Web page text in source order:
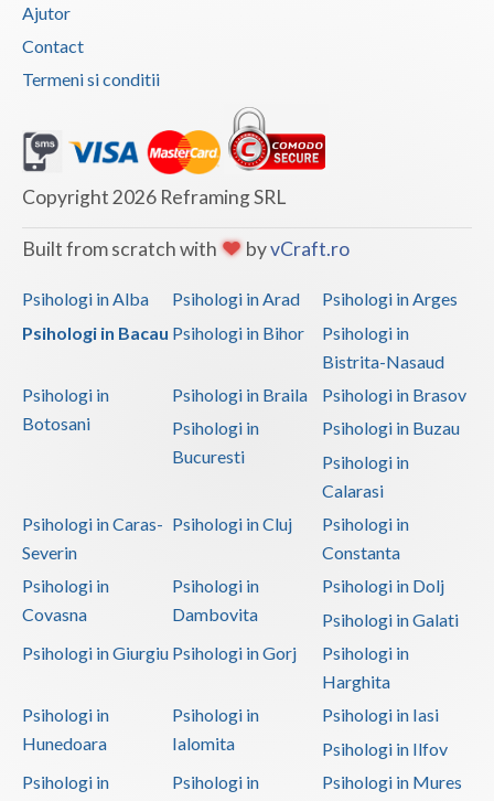
Ajutor
Contact
Termeni si conditii
Copyright 2026 Reframing SRL
Built from scratch with byvCraft.ro
Psihologi in Alba Psihologi in Arad
Psihologi in Arges
Psihologi in Bacau Psihologi in Bihor
Psihologi in
Bistrita-Nasaud
Psihologi in
Botosani
Psihologi in Braila
Psihologi in Brasov
Psihologi in
Bucuresti
Psihologi in Buzau
Psihologi in
Calarasi
Psihologi in Caras-
Severin
Psihologi in Cluj
Psihologi in
Constanta
Psihologi in
Covasna
Psihologi in
Dambovita
Psihologi in Dolj
Psihologi in Galati
Psihologi in Giurgiu Psihologi in Gorj
Psihologi in
Harghita
Psihologi in
Hunedoara
Psihologi in
Ialomita
Psihologi in Iasi
Psihologi in Ilfov
Psihologi in
Psihologi in
Psihologi in Mures